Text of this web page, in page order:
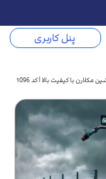
پنل کاربری
مکلارن با کیفیت بالا | کد 1096